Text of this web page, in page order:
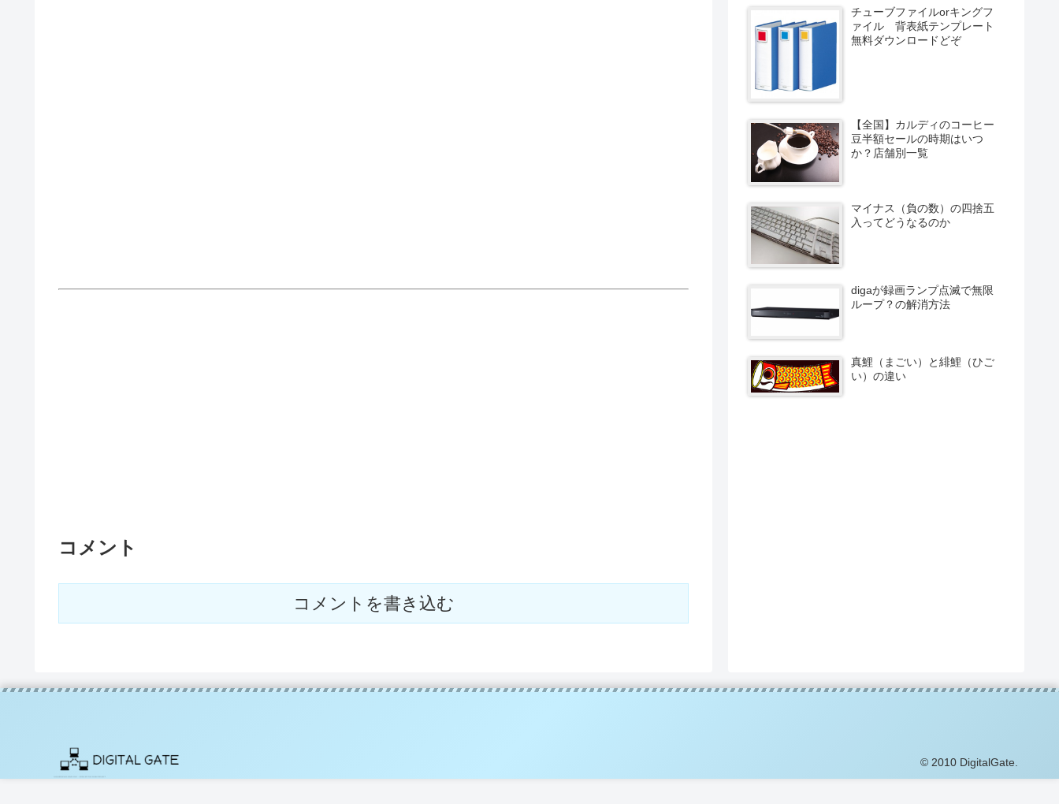
コメント
コメントを書き込む
チューブファイルorキングフ
ァイル 背表紙テンプレート
無料ダウンロードどぞ
【全国】カルディのコーヒー
豆半額セールの時期はいつ
か？店舗別一覧
マイナス（負の数）の四捨五
入ってどうなるのか
digaが録画ランプ点滅で無限
ループ？の解消方法
真鯉（まごい）と緋鯉（ひご
い）の違い
© 2010 DigitalGate.